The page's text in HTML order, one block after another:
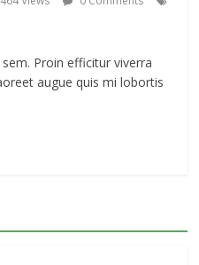
Proin efficitur viverra
augue quis mi lobortis